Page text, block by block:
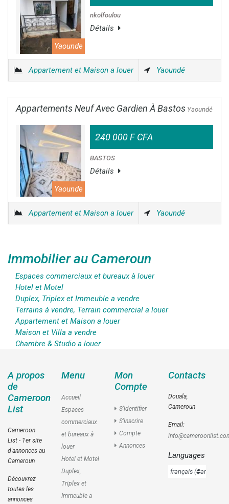
Yaounde
nkolfoulou
Détails
Appartement et Maison a louer Yaoundé
Appartements Neuf Avec Gardien À Bastos Yaoundé
Yaounde
240 000 F CFA
BASTOS
Détails
Appartement et Maison a louer Yaoundé
Immobilier au Cameroun
Espaces commerciaux et bureaux à louer
Hotel et Motel
Duplex, Triplex et Immeuble a vendre
Terrains à vendre, Terrain commercial a louer
Appartement et Maison a louer
Maison et Villa a vendre
Chambre & Studio a louer
A propos
de
Cameroon
List
Cameroon
List - 1er site
d'annonces au
Cameroun
Découvrez
toutes les
annonces
Menu
Accueil
Espaces
commerciaux
et bureaux à
louer
Hotel et Motel
Duplex,
Triplex et
Immeuble a
Mon
Compte
S'identifier
S'inscrire
Compte
Annonces
Contacts
Douala,
Cameroun
Email:
Languages